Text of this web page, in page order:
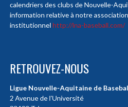
calendriers des clubs de Nouvelle-
information relative à notre
institutionnel http://lna-baseball.com/
RETROUVEZ-NOUS
Ligue Nouvelle-Aquitaine de
2 Avenue de l’Université